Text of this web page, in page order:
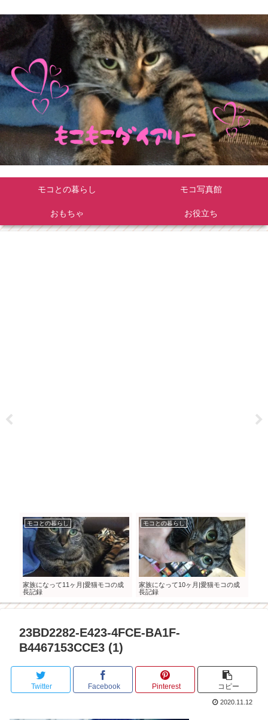
モコとの暮らし モコ写真館
おもちゃ お役立ち
モコとの暮らし
家族になって11ヶ月|愛猫モコの成
長記録
モコとの暮らし
家族になって10ヶ月|愛猫モコの成
長記録
23BD2282-E423-4FCE-BA1F-
B4467153CCE3 (1)
Twitter Facebook Pinterest コピー
2020.11.12